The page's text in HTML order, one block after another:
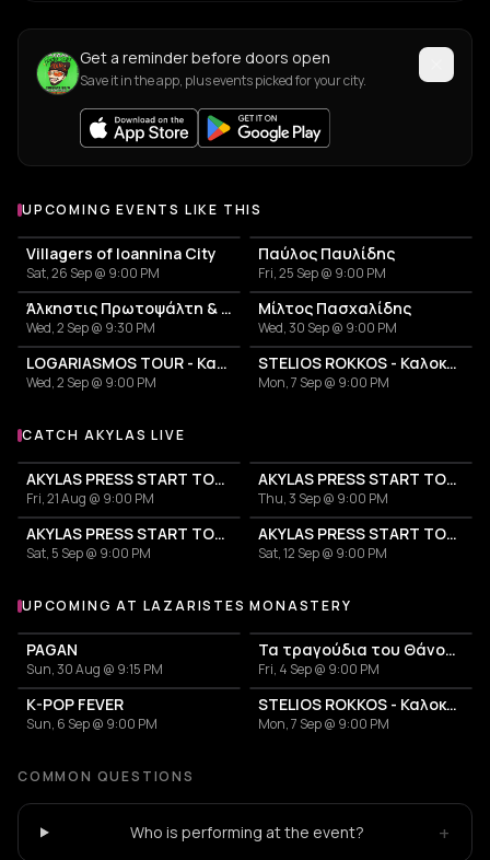
Get a reminder before doors open
Save it in the app, plus events picked for your city.
UPCOMING EVENTS LIKE THIS
Villagers of Ioannina City
Sat, 26 Sep @ 9:00 PM
Παύλος Παυλίδης
Fri, 25 Sep @ 9:00 PM
Άλκηστις Πρωτοψάλτη & Νίκος Πορτοκάλογλου
Wed, 2 Sep @ 9:30 PM
Μίλτος Πασχαλίδης
Wed, 30 Sep @ 9:00 PM
LOGARIASMOS TOUR - Κατερίνα Λιόλιου
Wed, 2 Sep @ 9:00 PM
STELIOS ROKKOS - Καλοκαίρι 2026
Mon, 7 Sep @ 9:00 PM
More events with Akylas
CATCH AKYLAS LIVE
AKYLAS PRESS START TOUR
Fri, 21 Aug @ 9:00 PM
AKYLAS PRESS START TOUR
Thu, 3 Sep @ 9:00 PM
AKYLAS PRESS START TOUR
Sat, 5 Sep @ 9:00 PM
AKYLAS PRESS START TOUR
Sat, 12 Sep @ 9:00 PM
More events at Lazaristes Monastery
UPCOMING AT LAZARISTES MONASTERY
PAGAN
Sun, 30 Aug @ 9:15 PM
Τα τραγούδια του Θάνου Μικρούτσικου: Πάντα γελαστοί και γελασμένοι
Fri, 4 Sep @ 9:00 PM
K-POP FEVER
Sun, 6 Sep @ 9:00 PM
STELIOS ROKKOS - Καλοκαίρι 2026
Mon, 7 Sep @ 9:00 PM
COMMON QUESTIONS
Who is performing at the event? +